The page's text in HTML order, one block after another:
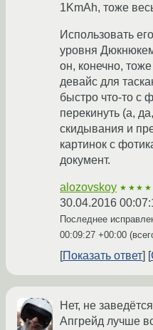
1KmAh, тоже
Использовать
уровня
он, конечно,
девайс для
быстро что-то с
перекинуть (а,
скидывания и
картинок с
документ.
alozovskoy
30.04.2016
Последнее
00:09:27 +00:00
Показать ответ
Нет, не
Апгрейд лучше